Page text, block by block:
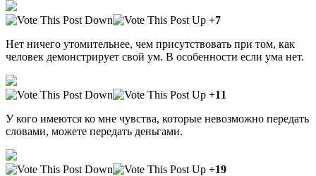
+7
Нет ничего утомительнее, чем присутствовать при том, как
человек демонстрирует свой ум. В особенности если ума нет.
+11
У кого имеются ко мне чувства, которые невозможно передать
словами, можете передать деньгами.
+19